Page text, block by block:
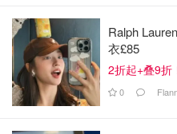
这款电脑搭载了 Intel Core
大，适合需要处理大量数据
强的远程管理、数据安全和
公。
Ralph
衣£85
2折起+叠9折
0